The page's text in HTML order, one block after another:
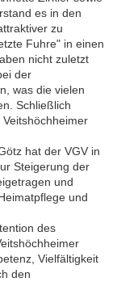
es in den
zu
Fuhre" in einen
nicht zuletzt
der
was die vielen
Schließlich
hat der VGV in
Steigerung der
und
und
des
Vielfältigkeit
den